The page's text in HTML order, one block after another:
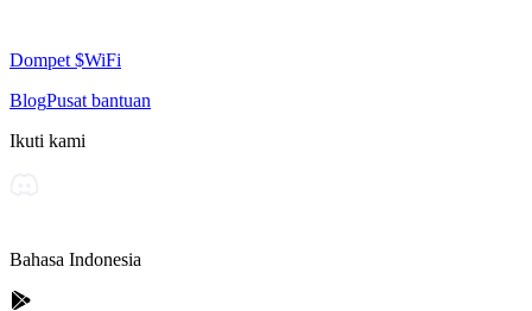
Dompet $WiFi
BlogPusat bantuan
Ikuti kami
Bahasa Indonesia